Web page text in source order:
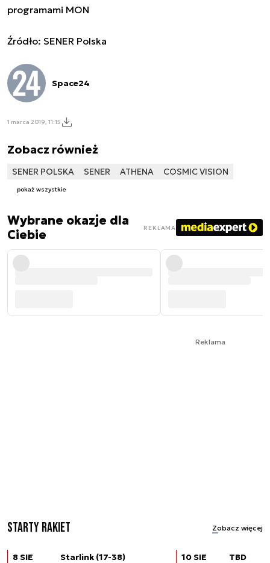
programami MON
Źródło: SENER Polska
Space24
1 marca 2019, 11:15
Zobacz również
SENER POLSKA SENER ATHENA COSMIC VISION
pokaż wszystkie
Wybrane okazje dla
Ciebie
REKLAMA
Reklama
Starty rakiet Zobacz więcej
8 SIE
Starlink (17-38)
10 SIE
TBD